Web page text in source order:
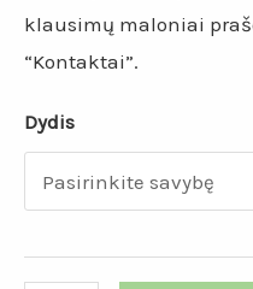
klausimų maloniai
“Kontaktai”.
Dydis